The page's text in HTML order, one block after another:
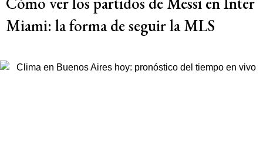
Miami: la forma de seguir la MLS